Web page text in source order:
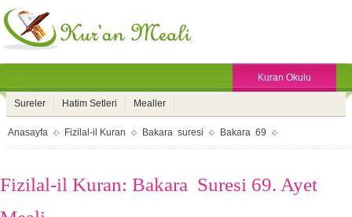
Kuran Okulu
Sureler Hatim Setleri Mealler
Anasayfa Fizilal-il Kuran Bakara suresi Bakara 69
Fizilal-il Kuran: Bakara Suresi 69. Ayet